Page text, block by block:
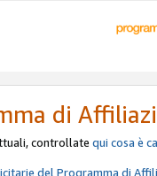
di
controllate qui cosa è
del Programma di